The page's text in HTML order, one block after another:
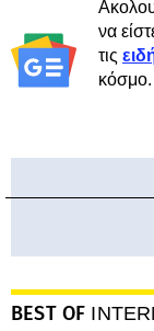
να
τις
κόσμο.
BEST OF